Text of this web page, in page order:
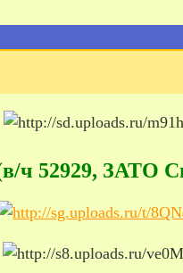
ч 52929, ЗАТО